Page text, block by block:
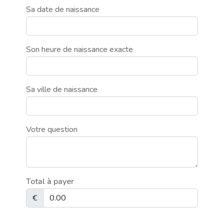
Sa date de naissance
Son heure de naissance exacte
Sa ville de naissance
Votre question
Total à payer
€